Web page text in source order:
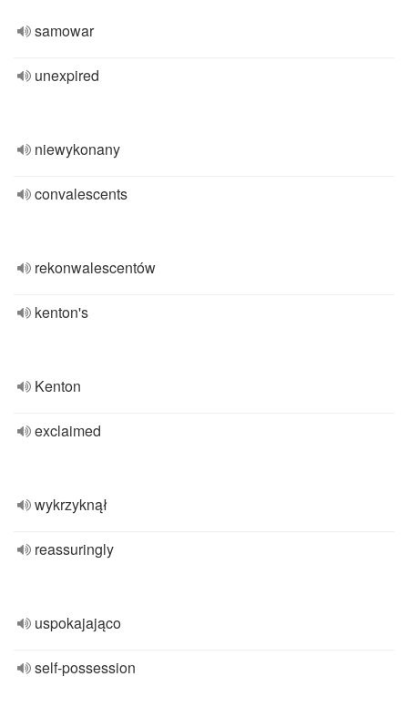
samowar
unexpired
niewykonany
convalescents
rekonwalescentów
kenton's
Kenton
exclaimed
wykrzyknął
reassuringly
uspokajająco
self-possession